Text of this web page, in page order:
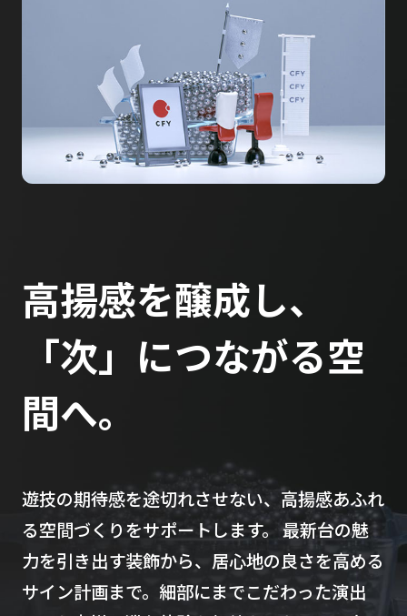
高揚感を醸成し、
「次」につながる空
間へ。
遊技の期待感を途切れさせない、高揚感あふれ
る空間づくりをサポートします。 最新台の魅
力を引き出す装飾から、居心地の良さを高める
サイン計画まで。細部にまでこだわった演出